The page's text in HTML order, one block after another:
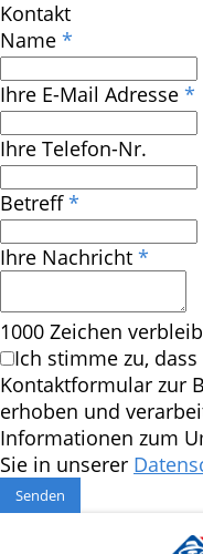
Kontakt
Name *
Ihre E-Mail Adresse *
Ihre Telefon-Nr.
Betreff*
Ihre Nachricht *
1000 Zeichen
Ich stimme zu,
Kontaktformular zur
erhoben und
Informationen zum
Sie in unserer
Senden